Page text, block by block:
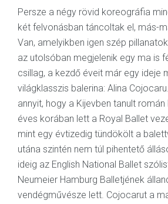
Persze a négy rövid koreográfia
két felvonásban táncoltak el, más-
Van, amelyikben igen szép
az utolsóban megjelenik egy ma is
csillag, a kezdő éveit már egy ideje
világklasszis balerina: Alina
annyit, hogy a Kijevben tanult
éves korában lett a Royal Ballet
mint egy évtizedig tündökölt a
utána szintén nem túl pihentető
ideig az English National Ballet
Neumeier Hamburg Balletjének
vendégművésze lett. Cojocarut a